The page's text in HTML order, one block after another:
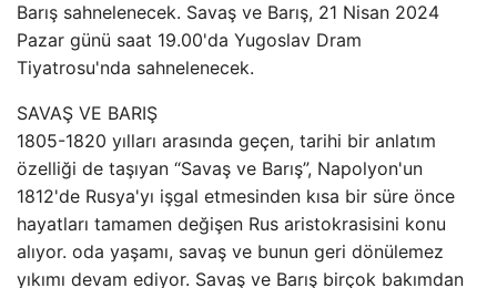
Barış sahnelenecek. Savaş ve Barış, 21 Nisan 2024
Pazar günü saat 19.00'da Yugoslav Dram
Tiyatrosu'nda sahnelenecek.
SAVAŞ VE BARIŞ
1805-1820 yılları arasında geçen, tarihi bir anlatım
özelliği de taşıyan “Savaş ve Barış”, Napolyon'un
1812'de Rusya'yı işgal etmesinden kısa bir süre önce
hayatları tamamen değişen Rus aristokrasisini konu
alıyor. oda yaşamı, savaş ve bunun geri dönülemez
yıkımı devam ediyor. Savaş ve Barış birçok bakımdan